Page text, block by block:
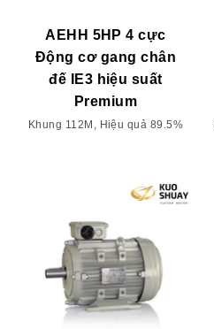
AEHH 5HP 4 cực
Động cơ gang chân
đế IE3 hiệu suất
Premium
Khung 112M, Hiệu quả 89.5%